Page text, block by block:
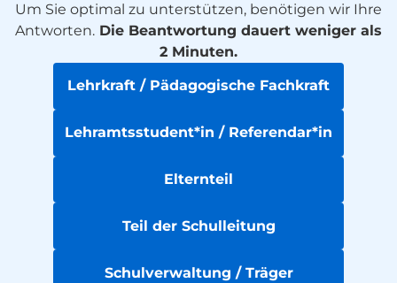
Um Sie optimal zu unterstützen, benötigen wir Ihre
Antworten. Die Beantwortung dauert weniger als
2 Minuten.
Lehrkraft / Pädagogische Fachkraft
Lehramtsstudent*in / Referendar*in
Elternteil
Teil der Schulleitung
Schulverwaltung / Träger